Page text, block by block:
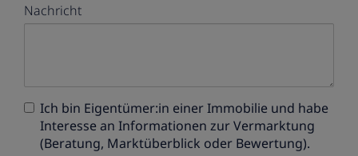
Nachricht
Ich bin Eigentümer:in einer Immobilie und habe
Interesse an Informationen zur Vermarktung
(Beratung, Marktüberblick oder Bewertung).